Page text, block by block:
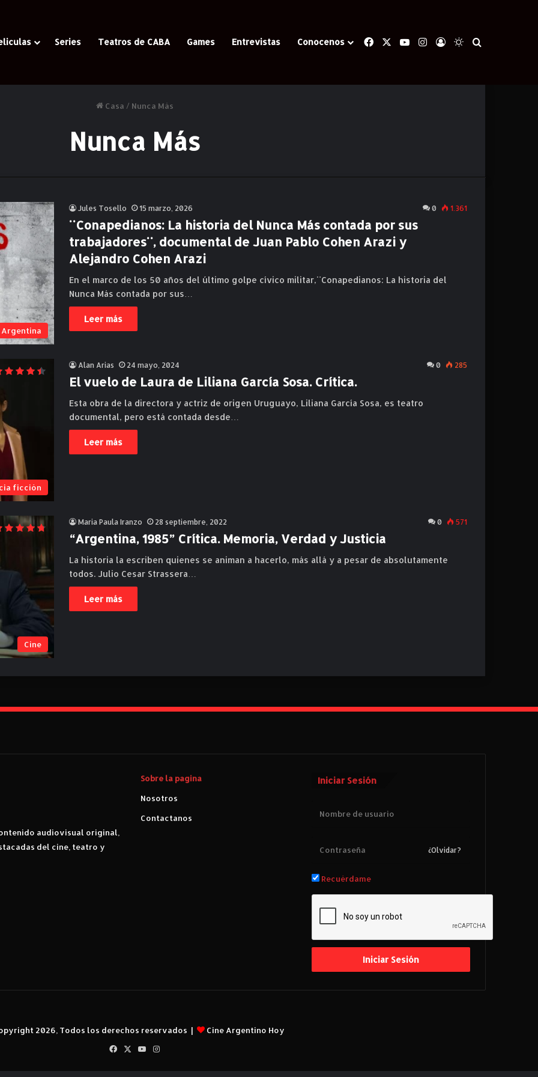
Series Teatros de CABA Games Entrevistas Conocenos FacebookYouTubeInstagram
Iniciar Sesión
Switch skin
Casa / Nunca Más
Nunca Más
Argentina
Jules Tosello 15 marzo, 2026 0 1.361
¨Conapedianos: La historia del Nunca Más contada por sus
trabajadores¨, documental de Juan Pablo Cohen Arazi y
Alejandro Cohen Arazi
En el marco de los 50 años del último golpe cívico militar,¨Conapedianos: La historia del
Nunca Más contada por sus…
Leer más
ficción
Alan Arias 24 mayo, 2024 0 285
El vuelo de Laura de Liliana García Sosa. Crítica.
Esta obra de la directora y actriz de origen Uruguayo, Liliana García Sosa, es teatro
documental, pero está contada desde…
Leer más
Cine
Maria Paula Iranzo 28 septiembre, 2022 0 571
“Argentina, 1985” Crítica. Memoria, Verdad y Justicia
La historia la escriben quienes se animan a hacerlo, más allá y a pesar de absolutamente
todos. Julio Cesar Strassera…
Leer más
audiovisual original,
del cine, teatro y
Sobre la pagina
Nosotros
Contactanos
Iniciar Sesión
¿Olvidar?
Recuérdame
Iniciar Sesión
2026, Todos los derechos reservados |
Cine Argentino Hoy
FacebookYouTubeInstagram